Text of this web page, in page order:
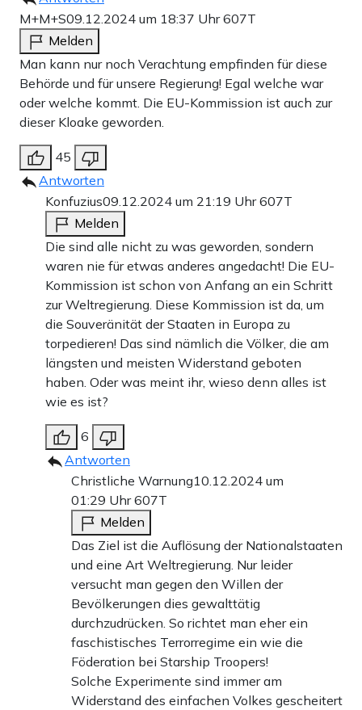
M+M+S09.12.2024 um 18:37 Uhr607T
Melden
Man kann nur noch Verachtung empfinden für diese
Behörde und für unsere Regierung! Egal welche war
oder welche kommt. Die EU-Kommission ist auch zur
dieser Kloake geworden.
45
Antworten
Konfuzius09.12.2024 um 21:19 Uhr607T
Melden
Die sind alle nicht zu was geworden, sondern
waren nie für etwas anderes angedacht! Die EU-
Kommission ist schon von Anfang an ein Schritt
zur Weltregierung. Diese Kommission ist da, um
die Souveränität der Staaten in Europa zu
torpedieren! Das sind nämlich die Völker, die am
längsten und meisten Widerstand geboten
haben. Oder was meint ihr, wieso denn alles ist
wie es ist?
6
Antworten
Christliche Warnung10.12.2024 um
01:29 Uhr607T
Melden
Das Ziel ist die Auflösung der Nationalstaaten
und eine Art Weltregierung. Nur leider
versucht man gegen den Willen der
Bevölkerungen dies gewalttätig
durchzudrücken. So richtet man eher ein
faschistisches Terrorregime ein wie die
Föderation bei Starship Troopers!
Solche Experimente sind immer am
Widerstand des einfachen Volkes gescheitert